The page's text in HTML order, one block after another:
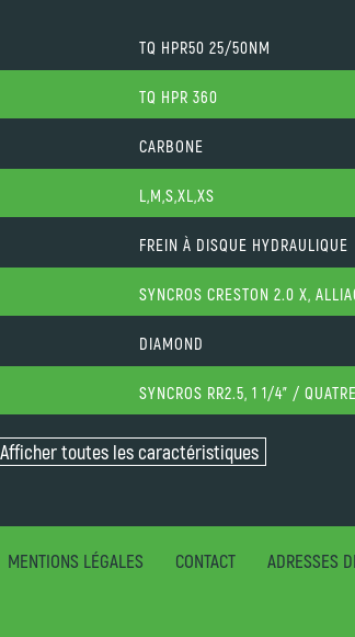
TQ HPR50 25/50NM
TQ HPR 360
CARBONE
L,M,S,XL,XS
FREIN À DISQUE HYDRAULIQUE
SYNCROS CRESTON 2.0 X,
DIAMOND
SYNCROS RR2.5, 1 1/4" /
toutes les caractéristiques
MENTIONS LÉGALES CONTACT ADRESSES